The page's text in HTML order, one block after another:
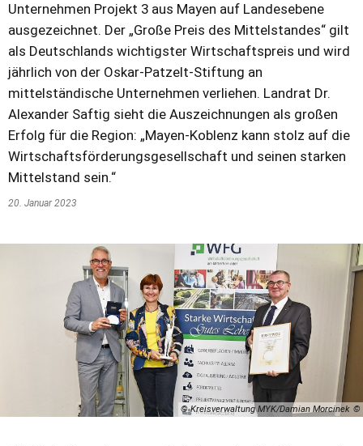
Unternehmen Projekt 3 aus Mayen auf Landesebene
ausgezeichnet. Der „Große Preis des Mittelstandes“ gilt
als Deutschlands wichtigster Wirtschaftspreis und wird
jährlich von der Oskar-Patzelt-Stiftung an
mittelständische Unternehmen verliehen. Landrat Dr.
Alexander Saftig sieht die Auszeichnungen als großen
Erfolg für die Region: „Mayen-Koblenz kann stolz auf die
Wirtschaftsförderungsgesellschaft und seinen starken
Mittelstand sein.“
20. Januar 2023
© Kreisverwaltung MYK/Damian Morcinek